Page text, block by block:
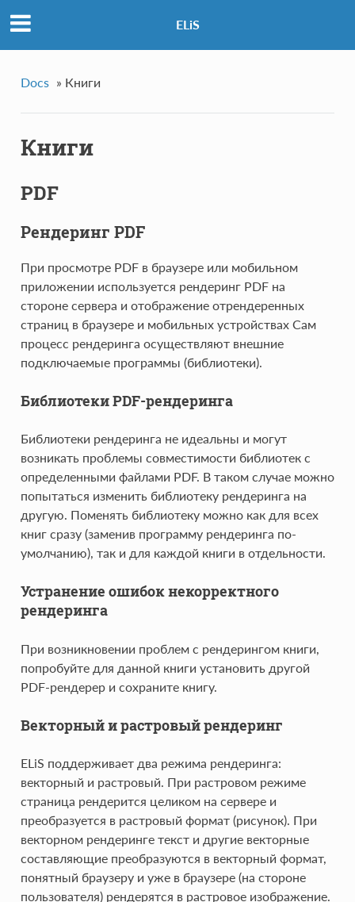
ELiS
Docs » Книги
Книги
PDF
Рендеринг PDF
При просмотре PDF в браузере или мобильном
приложении используется рендеринг PDF на
стороне сервера и отображение отрендеренных
страниц в браузере и мобильных устройствах Сам
процесс рендеринга осуществляют внешние
подключаемые программы (библиотеки).
Библиотеки PDF-рендеринга
Библиотеки рендеринга не идеальны и могут
возникать проблемы совместимости библиотек с
определенными файлами PDF. В таком случае можно
попытаться изменить библиотеку рендеринга на
другую. Поменять библиотеку можно как для всех
книг сразу (заменив программу рендеринга по-
умолчанию), так и для каждой книги в отдельности.
Устранение ошибок некорректного
рендеринга
При возникновении проблем с рендерингом книги,
попробуйте для данной книги установить другой
PDF-рендерер и сохраните книгу.
Векторный и растровый рендеринг
ELiS поддерживает два режима рендеринга:
векторный и растровый. При растровом режиме
страница рендерится целиком на сервере и
преобразуется в растровый формат (рисунок). При
векторном рендеринге текст и другие векторные
составляющие преобразуются в векторный формат,
понятный браузеру и уже в браузере (на стороне
пользователя) рендерятся в растровое изображение.